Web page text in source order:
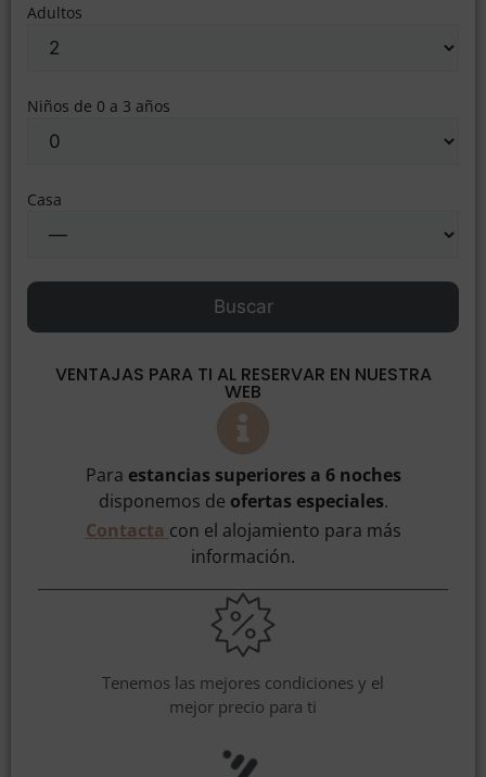
Adultos
Niños de 0 a 3 años
Casa
VENTAJAS PARA TI AL RESERVAR EN NUESTRA
WEB
Para estancias superiores a 6 noches
disponemos de ofertas especiales.
Contacta con el alojamiento para más
información.
Tenemos las mejores condiciones y el
mejor precio para ti